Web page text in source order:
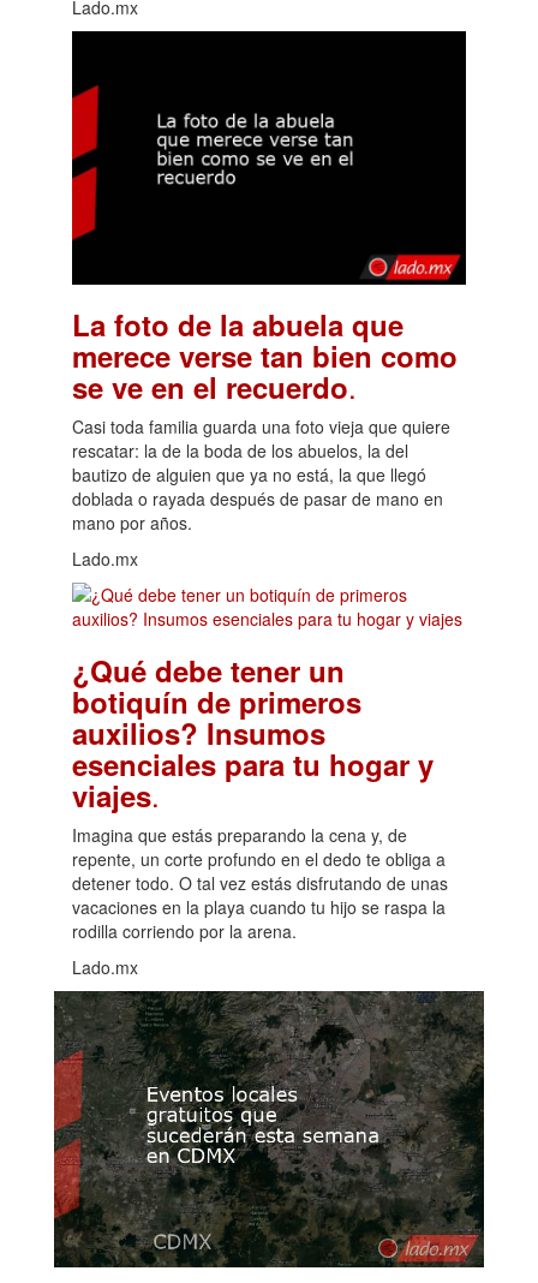
Lado.mx
La foto de la abuela que
merece verse tan bien como
se ve en el recuerdo.
Casi toda familia guarda una foto vieja que quiere
rescatar: la de la boda de los abuelos, la del
bautizo de alguien que ya no está, la que llegó
doblada o rayada después de pasar de mano en
mano por años.
Lado.mx
¿Qué debe tener un
botiquín de primeros
auxilios? Insumos
esenciales para tu hogar y
viajes.
Imagina que estás preparando la cena y, de
repente, un corte profundo en el dedo te obliga a
detener todo. O tal vez estás disfrutando de unas
vacaciones en la playa cuando tu hijo se raspa la
rodilla corriendo por la arena.
Lado.mx